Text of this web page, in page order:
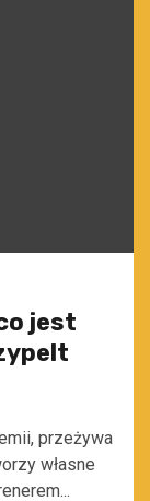
jest
przeżywa
własne